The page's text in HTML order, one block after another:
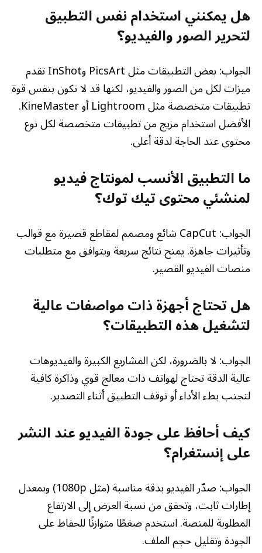
هل يمكنني استخدام نفس التطبيق
لتحرير الصور والفيديو؟
الجواب: بعض التطبيقات مثل PicsArt وInShot تقدم
ميزات لكل من الصور والفيديو، لكنها قد لا تكون بنفس قوة
تطبيقات متخصصة مثل Lightroom أو KineMaster.
الأفضل استخدام مزيج من تطبيقات متخصصة لكل نوع
محتوى عند الحاجة لدقة أعلى.
ما التطبيق الأنسب لمونتاج فيديو
لمنشئي محتوى تيك توك؟
الجواب: CapCut شائع ومصمم لمقاطع قصيرة مع قوالب
وتأثيرات جاهزة. يمنح نتائج سريعة ويتوافق مع متطلبات
منصات الفيديو القصير.
هل تحتاج أجهزة ذات مواصفات عالية
لتشغيل هذه التطبيقات؟
الجواب: لا بالضرورة، لكن المشاريع الكبيرة والفيديوهات
عالية الدقة تحتاج لهواتف ذات معالج قوي وذاكرة كافية
لتجنب بطء الأداء أو توقف التطبيق أثناء التصدير.
كيف أحافظ على جودة الفيديو عند النشر
على إنستغرام؟
الجواب: صدّر الفيديو بدقة مناسبة (مثل 1080p) وبمعدل
إطارات ثابت، وتحقق من نسبة العرض إلى الارتفاع
المطلوبة للمنصة. استخدم ضغطًا متوازنًا للحفاظ على
الجودة وتقليل حجم الملف.